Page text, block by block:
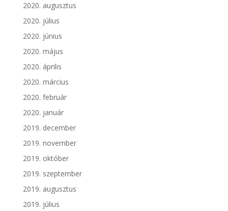
2020. augusztus
2020. július
2020. június
2020. május
2020. április
2020. március
2020. február
2020. január
2019. december
2019. november
2019. október
2019. szeptember
2019. augusztus
2019. július